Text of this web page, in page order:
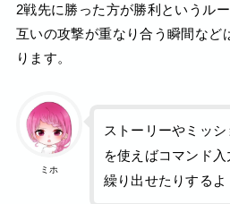
2戦先に勝った方が勝利というルー
互いの攻撃が重なり合う瞬間など
ります。
ミホ
ストーリーやミッ
を使えばコマンド
繰り出せたりするよ